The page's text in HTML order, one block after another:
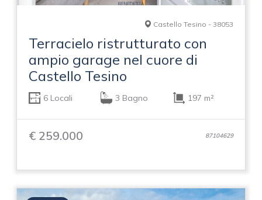
Castello Tesino - 38053
Terracielo ristrutturato con
ampio garage nel cuore di
Castello Tesino
6 Locali 3 Bagno 197 m²
€ 259.000 87104629